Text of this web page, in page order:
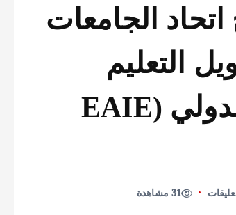
الجامعات
التعليم
العالي” بالمعرض الأوروبي الدولي (EAIE
31 مشاهدة